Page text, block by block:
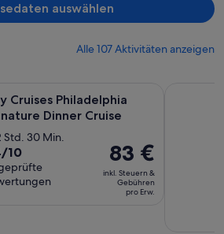
auswählen
Alle 107 Aktivitäten anzeigen
Cruises Philadelphia
Dinner Cruise
Std. 30 Min.
10
Der
Preis
beträgt
83 €
83 €
inkl. Steuern &
Gebühren
pro Erw.